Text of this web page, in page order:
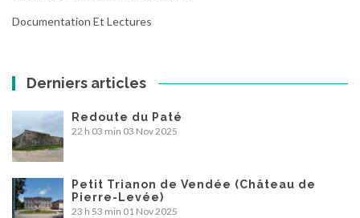
Documentation Et Lectures
Derniers articles
Redoute du Paté
22 h 03 min 03 Nov 2025
Petit Trianon de Vendée (Château de
Pierre-Levée)
23 h 53 min 01 Nov 2025